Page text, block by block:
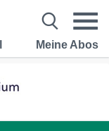
Meine Abos